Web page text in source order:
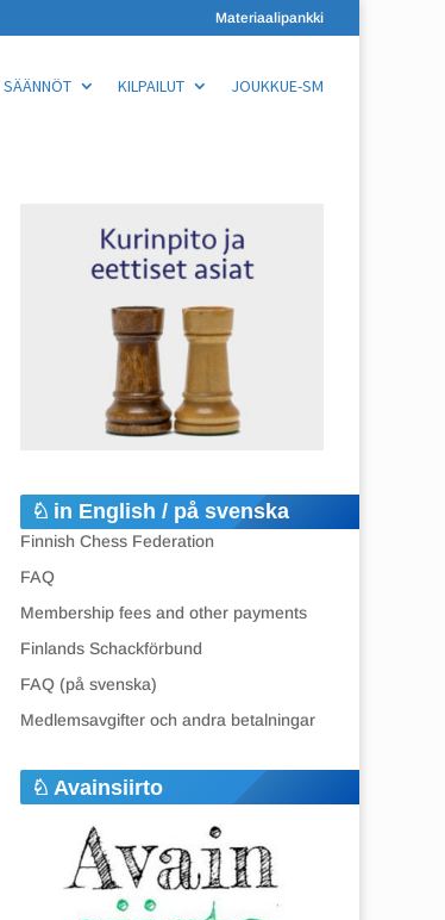
Materiaalipankki
SÄÄNNÖT KILPAILUT JOUKKUE-SM
in English / på svenska
Finnish Chess Federation
FAQ
Membership fees and other payments
Finlands Schackförbund
FAQ (på svenska)
Medlemsavgifter och andra betalningar
Avainsiirto